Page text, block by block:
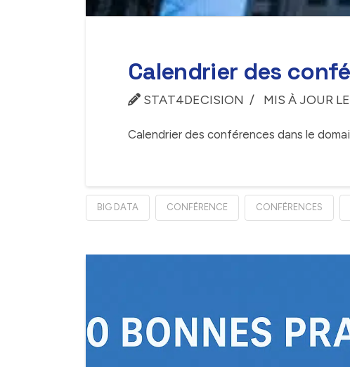
Calendrier des
STAT4DECISION MIS À JOUR
Calendrier des conférences dans le
BIG DATA CONFÉRENCE CONFÉRENCES